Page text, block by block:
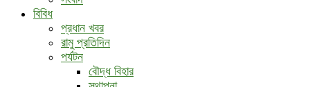
বিবিধ
প্রধান খবর
রামু প্রতিদিন
পর্যটন
বৌদ্ধ ‍বিহার